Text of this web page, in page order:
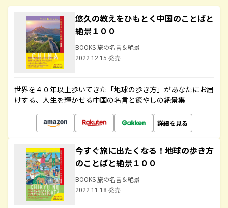
悠久の教えをひもとく中国のことばと
絶景１００
BOOKS 旅の名言＆絶景
2022.12.15 発売
世界を４０年以上歩いてきた「地球の歩き方」があなたにお届
けする、人生を輝かせる中国の名言と癒やしの絶景集
詳細を見る
今すぐ旅に出たくなる！地球の歩き方
のことばと絶景１００
BOOKS 旅の名言＆絶景
2022.11.18 発売